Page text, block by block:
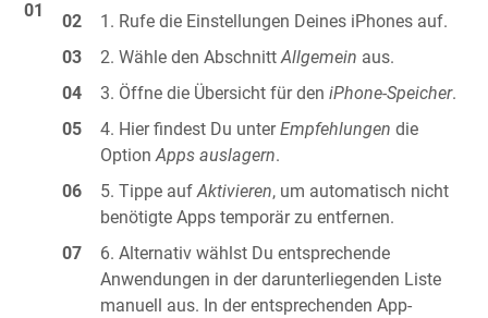
Rufe die Einstellungen Deines iPhones auf.
Wähle den AbschnittAllgemein aus.
Öffne die Übersicht für deniPhone-Speicher.
Hier findest Du unterEmpfehlungen die
OptionApps auslagern.
Tippe aufAktivieren, um automatisch nicht
benötigte Apps temporär zu entfernen.
Alternativ wählst Du entsprechende
Anwendungen in der darunterliegenden Liste
manuell aus. In der entsprechenden App-